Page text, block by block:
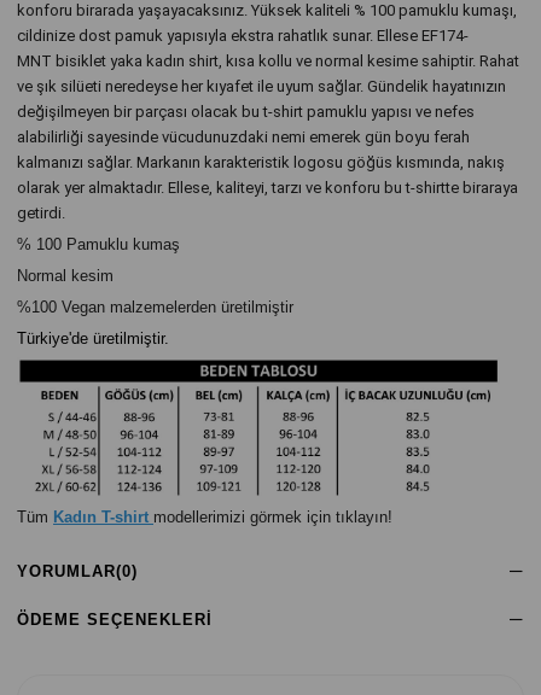
konforu birarada yaşayacaksınız. Yüksek kaliteli % 100 pamuklu kumaşı,
cildinize dost pamuk yapısıyla ekstra rahatlık sunar. Ellese EF174-
MNT bisiklet yaka kadın shirt, kısa kollu ve normal kesime sahiptir. Rahat
ve şık silüeti neredeyse her kıyafet ile uyum sağlar. Gündelik hayatınızın
değişilmeyen bir parçası olacak bu t-shirt pamuklu yapısı ve nefes
alabilirliği sayesinde vücudunuzdaki nemi emerek gün boyu ferah
kalmanızı sağlar. Markanın karakteristik logosu göğüs kısmında, nakış
olarak yer almaktadır. Ellese, kaliteyi, tarzı ve konforu bu t-shirtte biraraya
getirdi.
% 100 Pamuklu kumaş
Normal kesim
%100 Vegan malzemelerden üretilmiştir
Türkiye'de üretilmiştir.
Tüm Kadın T-shirt modellerimizi görmek için tıklayın!
YORUMLAR(0)
ÖDEME SEÇENEKLERI